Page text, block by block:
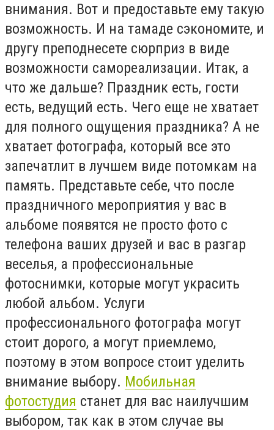
внимания. Вот и предоставьте ему такую
возможность. И на тамаде сэкономите, и
другу преподнесете сюрприз в виде
возможности самореализации. Итак, а
что же дальше? Праздник есть, гости
есть, ведущий есть. Чего еще не хватает
для полного ощущения праздника? А не
хватает фотографа, который все это
запечатлит в лучшем виде потомкам на
память. Представьте себе, что после
праздничного мероприятия у вас в
альбоме появятся не просто фото с
телефона ваших друзей и вас в разгар
веселья, а профессиональные
фотоснимки, которые могут украсить
любой альбом. Услуги
профессионального фотографа могут
стоит дорого, а могут приемлемо,
поэтому в этом вопросе стоит уделить
внимание выбору. Мобильная
фотостудия станет для вас наилучшим
выбором, так как в этом случае вы